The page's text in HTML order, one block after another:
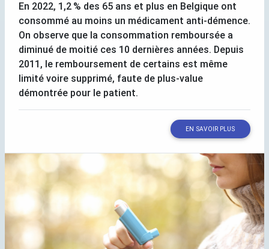
En 2022, 1,2 % des 65 ans et plus en Belgique ont
consommé au moins un médicament anti-démence.
On observe que la consommation remboursée a
diminué de moitié ces 10 dernières années. Depuis
2011, le remboursement de certains est même
limité voire supprimé, faute de plus-value
démontrée pour le patient.
EN SAVOIR PLUS